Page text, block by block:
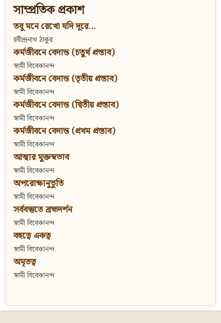
সাম্প্রতিক প্রকাশ
তবু মনে রেখো যদি দূরে...
রবীন্দ্রনাথ ঠাকুর
কর্মজীবনে বেদান্ত (চতুর্থ প্রস্তাব)
স্বামী বিবেকানন্দ
কর্মজীবনে বেদান্ত (তৃতীয় প্রস্তাব)
স্বামী বিবেকানন্দ
কর্মজীবনে বেদান্ত (দ্বিতীয় প্রস্তাব)
স্বামী বিবেকানন্দ
কর্মজীবনে বেদান্ত (প্রথম প্রস্তাব)
স্বামী বিবেকানন্দ
আত্মার মুক্তস্বভাব
স্বামী বিবেকানন্দ
অপরোক্ষানুভূতি
স্বামী বিবেকানন্দ
সর্ববস্তুতে ব্রহ্মদর্শন
স্বামী বিবেকানন্দ
বহুত্বে একত্ব
স্বামী বিবেকানন্দ
অমৃতত্ব
স্বামী বিবেকানন্দ